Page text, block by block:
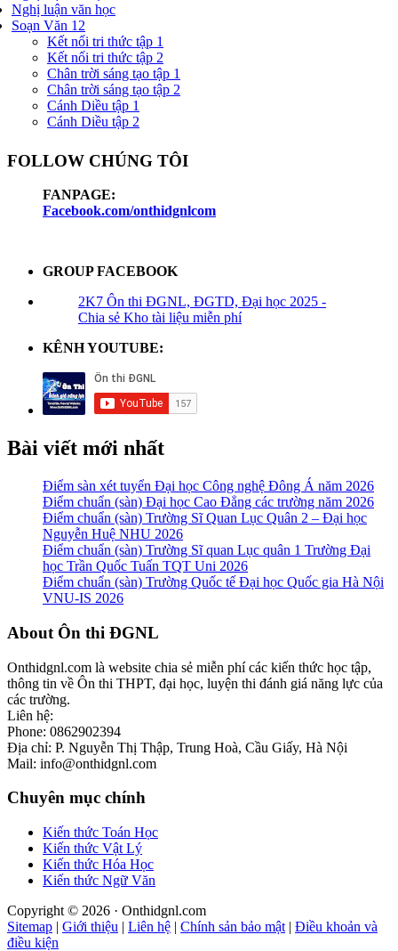
Nghị luận văn học
Soạn Văn 12
Kết nối tri thức tập 1
Kết nối tri thức tập 2
Chân trời sáng tạo tập 1
Chân trời sáng tạo tập 2
Cánh Diều tập 1
Cánh Diều tập 2
FOLLOW CHÚNG TÔI
FANPAGE:
Facebook.com/onthidgnlcom
GROUP FACEBOOK
2K7 Ôn thi ĐGNL, ĐGTD, Đại học 2025 -
Chia sẻ Kho tài liệu miễn phí
KÊNH YOUTUBE:
Bài viết mới nhất
Điểm sàn xét tuyển Đại học Công nghệ Đông Á năm 2026
Điểm chuẩn (sàn) Đại học Cao Đẳng các trường năm 2026
Điểm chuẩn (sàn) Trường Sĩ Quan Lục Quân 2 – Đại học
Nguyễn Huệ NHU 2026
Điểm chuẩn (sàn) Trường Sĩ quan Lục quân 1 Trường Đại
học Trần Quốc Tuấn TQT Uni 2026
Điểm chuẩn (sàn) Trường Quốc tế Đại học Quốc gia Hà Nội
VNU-IS 2026
Footer
About Ôn thi ĐGNL
Onthidgnl.com là website chia sẻ miễn phí các kiến thức học tập,
thông tin về Ôn thi THPT, đại học, luyện thi đánh giá năng lực của
các trường.
Liên hệ:
Phone: 0862902394
Địa chỉ: P. Nguyễn Thị Thập, Trung Hoà, Cầu Giấy, Hà Nội
Mail: info@onthidgnl.com
Chuyên mục chính
Kiến thức Toán Học
Kiến thức Vật Lý
Kiến thức Hóa Học
Kiến thức Ngữ Văn
Copyright © 2026 · Onthidgnl.com
Sitemap | Giới thiệu | Liên hệ | Chính sản bảo mật | Điều khoản và
điều kiện